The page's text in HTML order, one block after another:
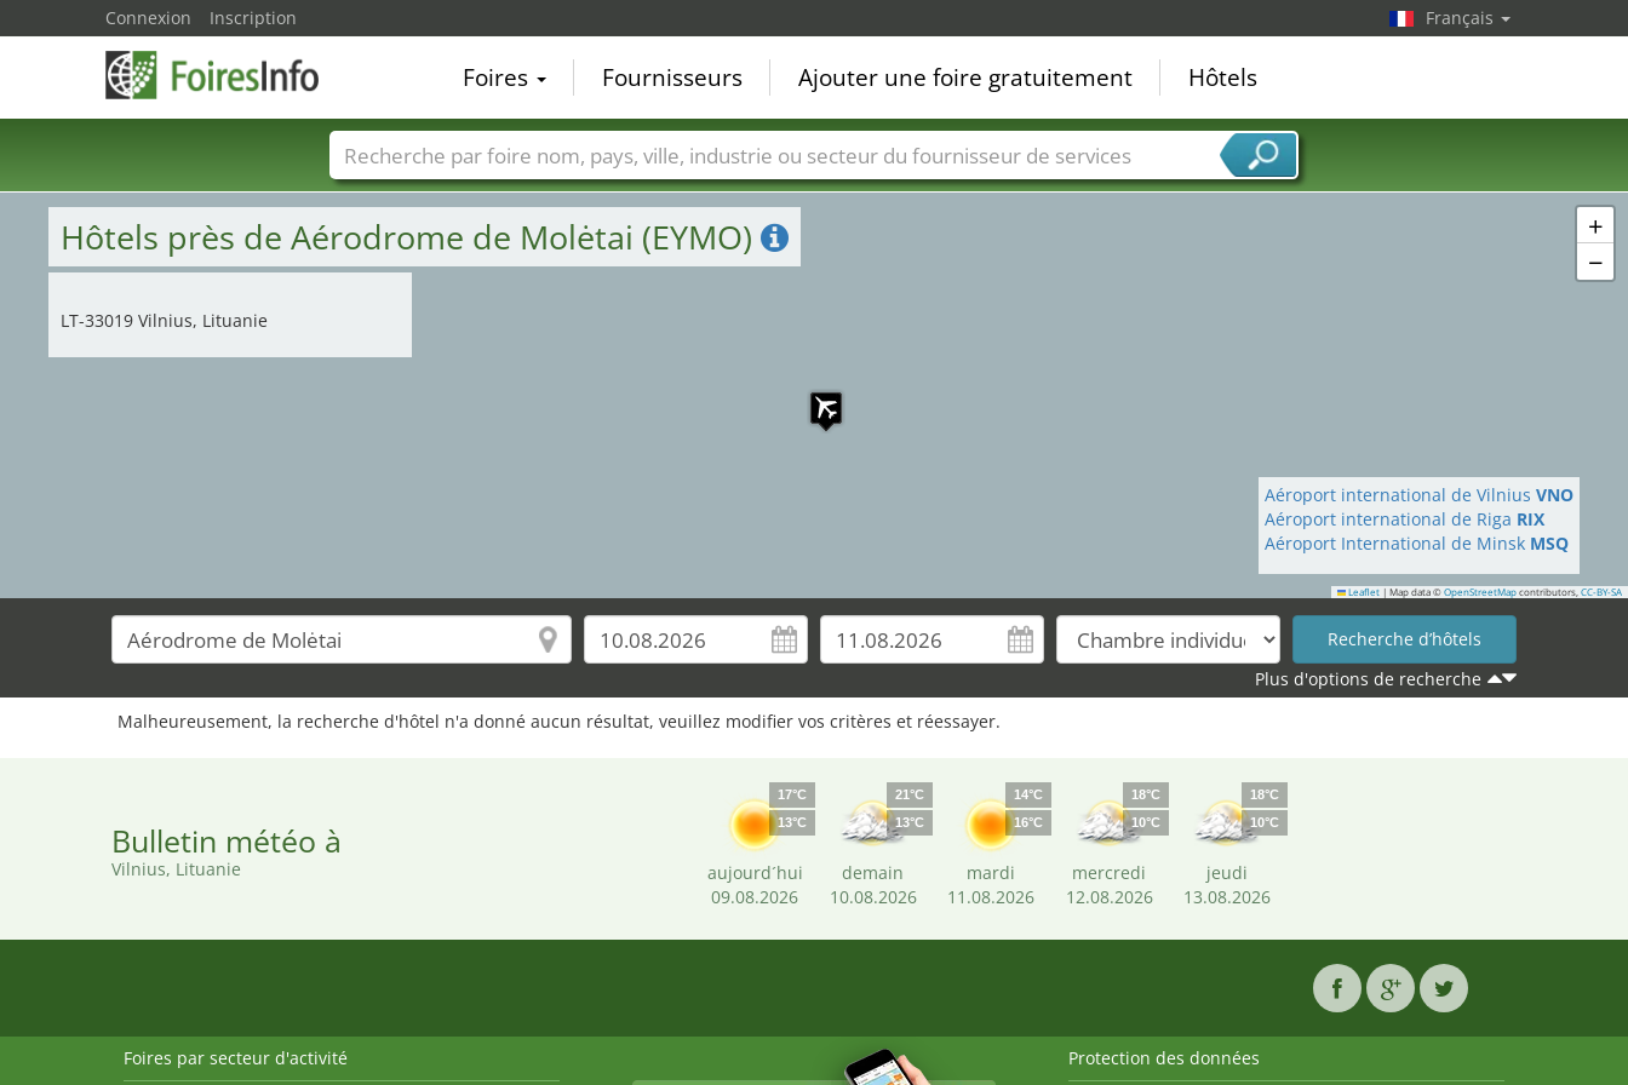
+
−
Leaflet | Map data © OpenStreetMap contributors, CC-BY-SA
Hôtels près de Aérodrome de Molėtai (EYMO)
LT-33019 Vilnius, Lituanie
Aéroport international de Vilnius VNO
Aéroport international de Riga RIX
Aéroport International de Minsk MSQ
Plus d'options de recherche
Malheureusement, la recherche d'hôtel n'a donné aucun résultat, veuillez modifier vos critères et réessayer.
Bulletin météo à
Vilnius, Lituanie
17°C
13°C
aujourd´hui
09.08.2026
21°C
13°C
demain
10.08.2026
14°C
16°C
mardi
11.08.2026
18°C
10°C
mercredi
12.08.2026
18°C
10°C
jeudi
13.08.2026
Connexion Inscription Français
Foires Fournisseurs Ajouter une foire gratuitement Hôtels
Foire noms Pays Villes Secteurs de foire Secteurs du fournisseur de services
Foires par secteur d'activité Protection des données